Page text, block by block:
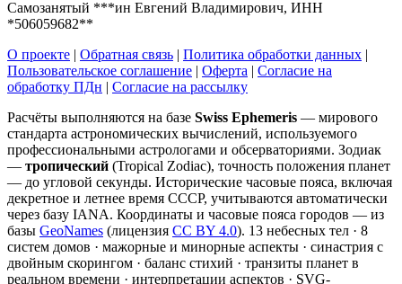
Самозанятый ***ин Евгений Владимирович, ИНН
*506059682**
О проекте | Обратная связь | Политика обработки данных |
Пользовательское соглашение | Оферта | Согласие на
обработку ПДн | Согласие на рассылку
Расчёты выполняются на базе Swiss Ephemeris — мирового
стандарта астрономических вычислений, используемого
профессиональными астрологами и обсерваториями. Зодиак
— тропический (Tropical Zodiac), точность положения планет
— до угловой секунды. Исторические часовые пояса, включая
декретное и летнее время СССР, учитываются автоматически
через базу IANA. Координаты и часовые пояса городов — из
базы GeoNames (лицензия CC BY 4.0). 13 небесных тел · 8
систем домов · мажорные и минорные аспекты · синастрия с
двойным скорингом · баланс стихий · транзиты планет в
реальном времени · интерпретации аспектов · SVG-